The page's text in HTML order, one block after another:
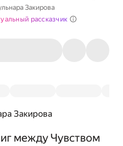
Закирова
рассказчик
Закирова
между Чувством